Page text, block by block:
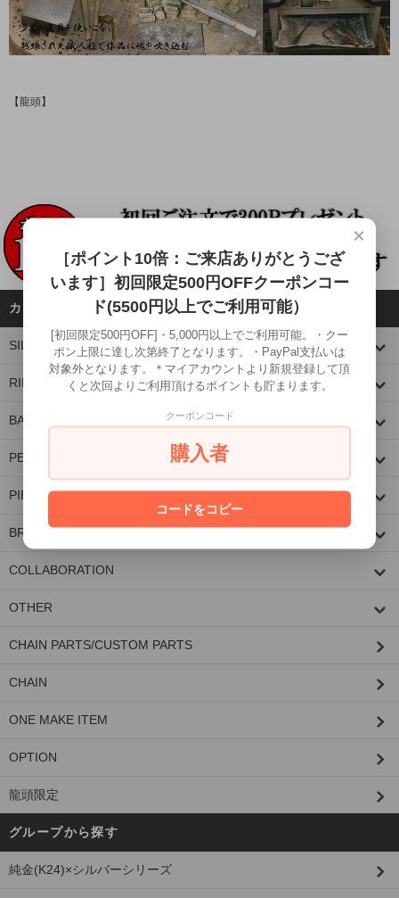
【龍頭】
カテゴリーから探す
SILVER WARE
RING
BANGLE
PENDANT TOP
PIERCE
BRACELET
COLLABORATION
OTHER
CHAIN PARTS/CUSTOM PARTS
CHAIN
ONE MAKE ITEM
OPTION
龍頭限定
グループから探す
純金(K24)×シルバーシリーズ
×
［ポイント10倍：ご来店ありがとうござ
います］初回限定500円OFFクーポンコー
ド(5500円以上でご利用可能）
[初回限定500円OFF]・5,000円以上でご利用可能。・クー
ポン上限に達し次第終了となります。・PayPal支払いは
対象外となります。＊マイアカウントより新規登録して頂
くと次回よりご利用頂けるポイントも貯まります。
クーポンコード
購入者
コードをコピー